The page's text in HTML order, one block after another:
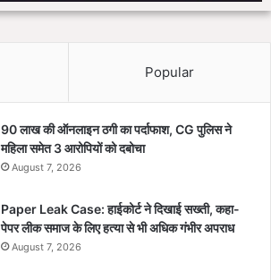
Popular
90 लाख की ऑनलाइन ठगी का पर्दाफाश, CG पुलिस ने
महिला समेत 3 आरोपियों को दबोचा
August 7, 2026
Paper Leak Case: हाईकोर्ट ने दिखाई सख्ती, कहा-
पेपर लीक समाज के लिए हत्या से भी अधिक गंभीर अपराध
August 7, 2026